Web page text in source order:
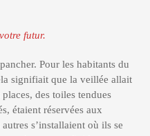
futur.
Pour les habitants du
signifiait que la veillée allait
des toiles tendues
étaient réservées aux
s’installaient où ils se